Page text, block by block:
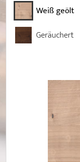
Weiß geölt
Geräuchert